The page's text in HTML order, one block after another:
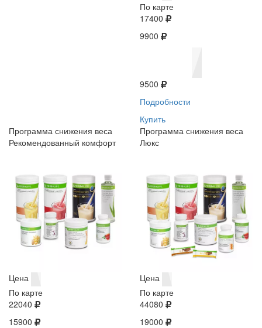
По карте
17400
9900
9500
Подробности
Купить
Программа снижения веса
Рекомендованный комфорт
Цена
По карте
22040
15900
Программа снижения веса
Люкс
Цена
По карте
44080
19000